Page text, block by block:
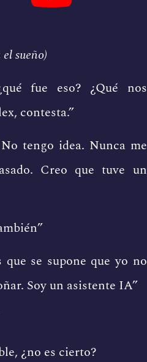
sueño)
fue eso? ¿Qué nos
contesta.”
tengo idea. Nunca me
Creo que tuve un
que se supone que yo no
Soy un asistente IA”
¿no es cierto?